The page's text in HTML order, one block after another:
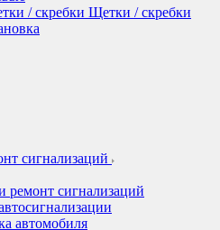
Щетки / скребки
сигнализаций
ремонт сигнализаций
автомобиля